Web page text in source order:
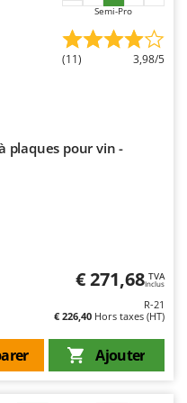
Semi-Pro
(11) 3,98/5
plaques pour vin -
€ 271,68 TVA
Inclus
R-21
€ 226,40 Hors taxes (HT)
Ajouter